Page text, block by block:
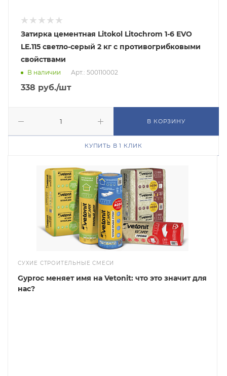
Затирка цементная Litokol Litochrom 1-6 EVO
LE.115 светло-серый 2 кг с противогрибковыми
свойствами
В наличии Арт.: 500110002
338 руб./шт
В КОРЗИНУ
КУПИТЬ В 1 КЛИК
СУХИЕ СТРОИТЕЛЬНЫЕ СМЕСИ
Gyproc меняет имя на Vetonit: что это значит для
нас?